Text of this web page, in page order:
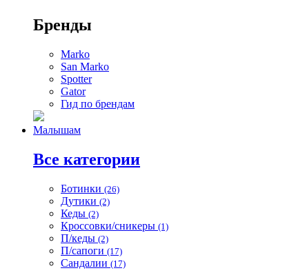
Бренды
Marko
San Marko
Spotter
Gator
Гид по брендам
Малышам
Все категории
Ботинки (26)
Дутики (2)
Кеды (2)
Кроссовки/сникеры (1)
П/кеды (2)
П/сапоги (17)
Сандалии (17)